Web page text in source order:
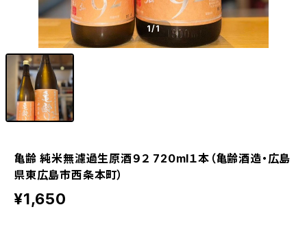
1/1
亀齢 純米無濾過生原酒９２ 720ml１本（亀齢酒造・広島
県東広島市西条本町）
¥1,650